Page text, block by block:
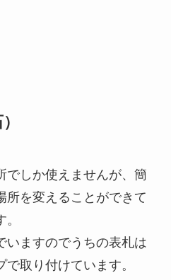
でしか使えませんが、簡
所を変えることができて
いますのでうちの表札は
取り付けています。